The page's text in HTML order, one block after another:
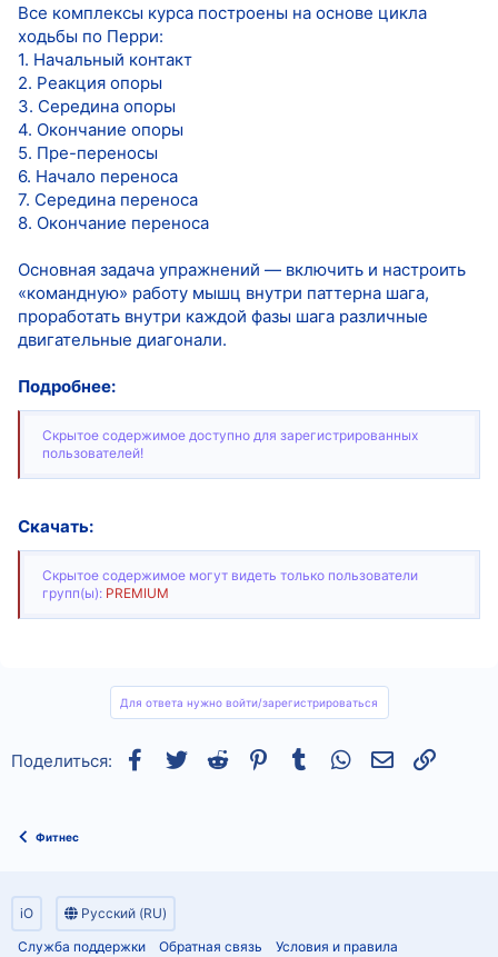
Все комплексы курса построены на основе цикла
ходьбы по Перри:
1. Начальный контакт
2. Реакция опоры
3. Середина опоры
4. Окончание опоры
5. Пре-переносы
6. Начало переноса
7. Середина переноса
8. Окончание переноса
Основная задача упражнений — включить и настроить
«командную» работу мышц внутри паттерна шага,
проработать внутри каждой фазы шага различные
двигательные диагонали.
Подробнее:
Скрытое содержимое доступно для зарегистрированных
пользователей!
Скачать:
Скрытое содержимое могут видеть только пользователи
групп(ы): PREMIUM
Для ответа нужно войти/зарегистрироваться
Поделиться: Facebook
TwitterReddit Pinterest
Tumblr WhatsAppСсылка
Фитнес
iO
Русский (RU)
Служба поддержки
Обратная связь Условия и правила